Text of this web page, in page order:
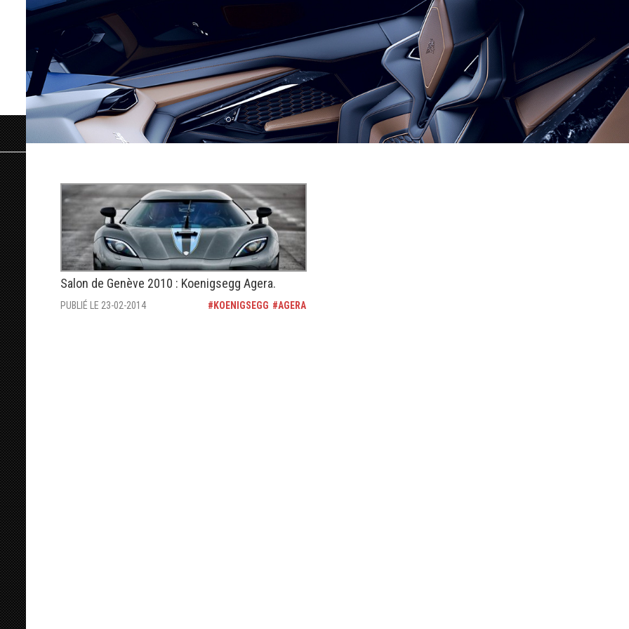
Salon de Genève 2010 : Koenigsegg Agera.
PUBLIÉ LE 23-02-2014 KOENIGSEGG AGERA